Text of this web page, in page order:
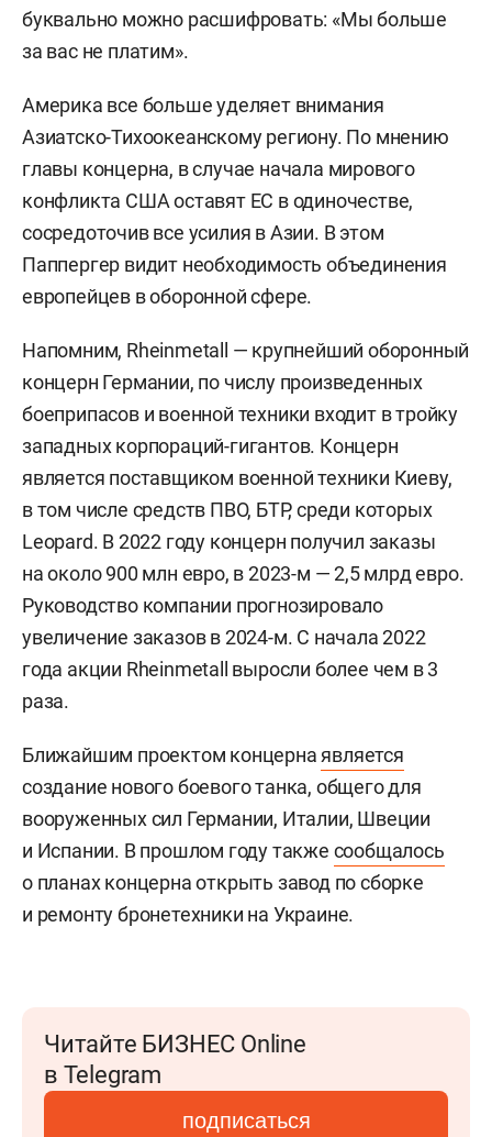
буквально можно расшифровать: «Мы больше
за вас не платим».
Америка все больше уделяет внимания
Азиатско-Тихоокеанскому региону. По мнению
главы концерна, в случае начала мирового
конфликта США оставят ЕС в одиночестве,
сосредоточив все усилия в Азии. В этом
Паппергер видит необходимость объединения
европейцев в оборонной сфере.
Напомним, Rheinmetall — крупнейший оборонный
концерн Германии, по числу произведенных
боеприпасов и военной техники входит в тройку
западных корпораций-гигантов. Концерн
является поставщиком военной техники Киеву,
в том числе средств ПВО, БТР, среди которых
Leopard. В 2022 году концерн получил заказы
на около 900 млн евро, в 2023-м — 2,5 млрд евро.
Руководство компании прогнозировало
увеличение заказов в 2024-м. С начала 2022
года акции Rheinmetall выросли более чем в 3
раза.
Ближайшим проектом концерна является
создание нового боевого танка, общего для
вооруженных сил Германии, Италии, Швеции
и Испании. В прошлом году также сообщалось
о планах концерна открыть завод по сборке
и ремонту бронетехники на Украине.
Читайте БИЗНЕС Online
в Telegram
подписаться